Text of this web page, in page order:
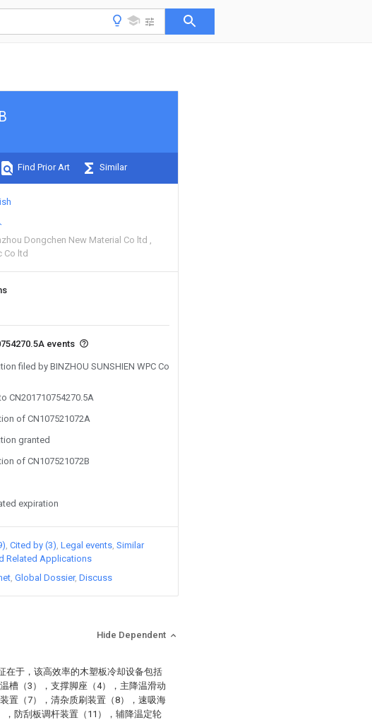
Find Prior Art Similar
Dongchen New Material Co ltd
Co ltd
events
filed by BINZHOU SUNSHIEN WPC Co
CN201710754270.5A
of CN107521072A
granted
of CN107521072B
expiration
Cited by (3) Legal events Similar
Related Applications
Global Dossier Discuss
Hide Dependent
在于，该高效率的木塑板冷却设备包括
槽（3），支撑脚座（4），主降温滑动
置（7），清杂质刷装置（8），速吸海
防刮板调杆装置（11），辅降温定轮